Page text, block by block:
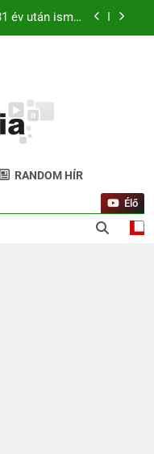
év után ismét
a vicces
(+Video)
22:00-tól
év után ismét
a királyi gárda
a vicces
RANDOM HÍR
Élő